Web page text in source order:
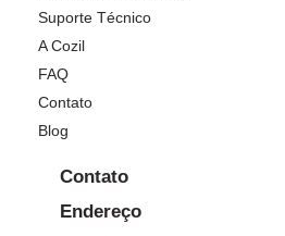
Suporte Técnico
A Cozil
FAQ
Contato
Blog
Contato
Endereço